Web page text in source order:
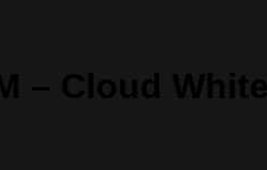
– Cloud